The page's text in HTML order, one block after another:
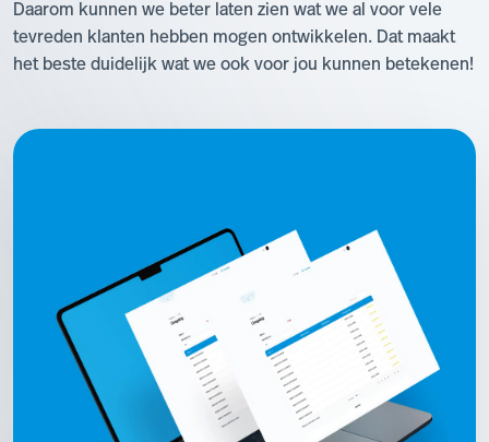
Daarom kunnen we beter laten zien wat we al voor vele
tevreden klanten hebben mogen ontwikkelen. Dat maakt
het beste duidelijk wat we ook voor jou kunnen betekenen!